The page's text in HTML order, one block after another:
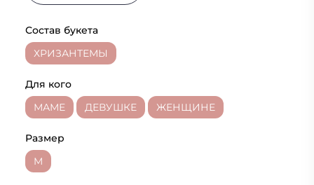
Состав букета
ХРИЗАНТЕМЫ
Для кого
МАМЕ
ДЕВУШКЕ ЖЕНЩИНЕ
Размер
M